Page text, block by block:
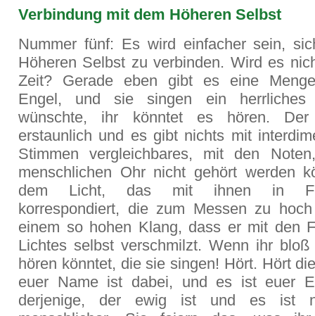
Verbindung mit dem Höheren Selbst
Nummer fünf: Es wird einfacher sein,
Höheren Selbst zu verbinden. Wird es
Zeit? Gerade eben gibt es eine
Engel, und sie singen ein
wünschte, ihr könntet es hören.
erstaunlich und es gibt nichts mit
Stimmen vergleichbares, mit den
menschlichen Ohr nicht gehört werden
dem Licht, das mit ihnen in
korrespondiert, die zum Messen zu
einem so hohen Klang, dass er mit den
Lichtes selbst verschmilzt. Wenn ihr
hören könntet, die sie singen! Hört. Hört
euer Name ist dabei, und es ist euer
derjenige, der ewig ist und es ist